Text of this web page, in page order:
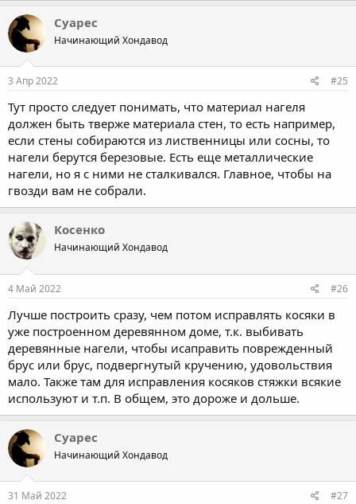
Суарес
Начинающий Хондавод
3 Апр 2022 #25
Тут просто следует понимать, что материал нагеля
должен быть тверже материала стен, то есть например,
если стены собираются из лиственницы или сосны, то
нагели берутся березовые. Есть еще металлические
нагели, но я с ними не сталкивался. Главное, чтобы на
гвозди вам не собрали.
Косенко
Начинающий Хондавод
4 Май 2022 #26
Лучше построить сразу, чем потом исправлять косяки в
уже построенном деревянном доме, т.к. выбивать
деревянные нагели, чтобы исаправить поврежденный
брус или брус, подвергнутый кручению, удовольствия
мало. Также там для исправления косяков стяжки всякие
используют и т.п. В общем, это дороже и дольше.
Суарес
Начинающий Хондавод
31 Май 2022 #27